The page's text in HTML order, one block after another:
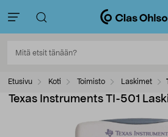
Etusivu Koti Toimisto Laskimet
Texas Instruments TI-501